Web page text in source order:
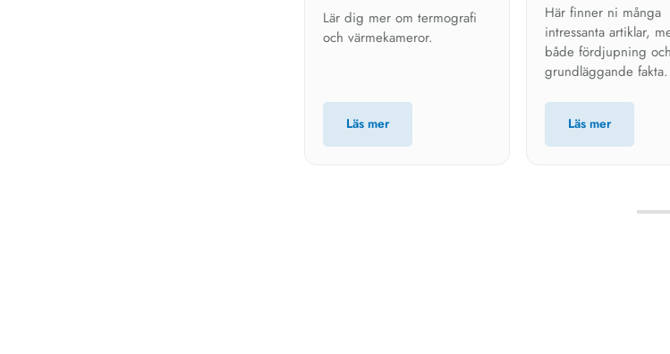
Lär dig mer om termografi
och värmekameror.
Läs mer
Här finner ni många
intressanta artiklar,
både fördjupning och
grundläggande fakta.
Läs mer